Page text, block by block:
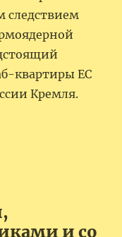
следствием
квартиры ЕС
Кремля.
и со